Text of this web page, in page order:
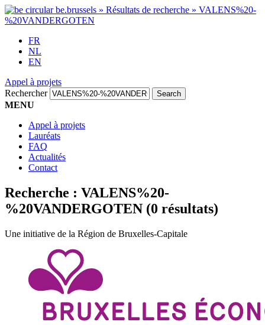
FR
NL
EN
Appel à projets
Rechercher
MENU
Appel à projets
Lauréats
FAQ
Actualités
Contact
Recherche : VALENS%20-
%20VANDERGOTEN (0 résultats)
Une initiative de la Région de Bruxelles-Capitale